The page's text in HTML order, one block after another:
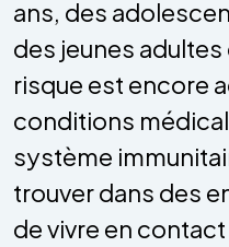
ans, des
des jeunes adultes
risque est encore
conditions
système
trouver dans des
de vivre en